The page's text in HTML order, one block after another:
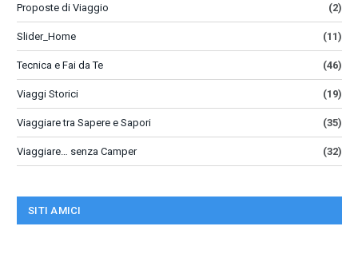
Proposte di Viaggio (2)
Slider_Home (11)
Tecnica e Fai da Te (46)
Viaggi Storici (19)
Viaggiare tra Sapere e Sapori (35)
Viaggiare… senza Camper (32)
SITI AMICI